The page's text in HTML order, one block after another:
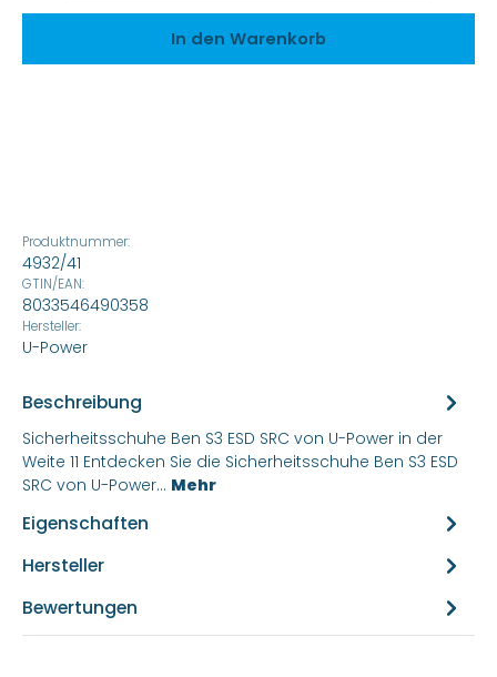
In den Warenkorb
Produktnummer:
4932/41
GTIN/EAN:
8033546490358
Hersteller:
U-Power
Beschreibung
Sicherheitsschuhe Ben S3 ESD SRC von U-Power in der
Weite 11 Entdecken Sie die Sicherheitsschuhe Ben S3 ESD
SRC von U-Power… Mehr
Eigenschaften
Hersteller
Bewertungen